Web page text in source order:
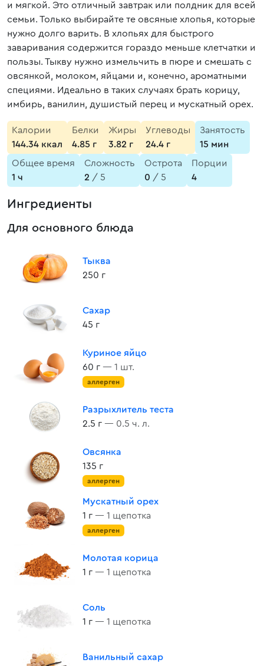
и мягкой. Это отличный завтрак или полдник для всей
семьи. Только выбирайте те овсяные хлопья, которые
нужно долго варить. В хлопьях для быстрого
заваривания содержится гораздо меньше клетчатки и
пользы. Тыкву нужно измельчить в пюре и смешать с
овсянкой, молоком, яйцами и, конечно, ароматными
специями. Идеально в таких случаях брать корицу,
имбирь, ванилин, душистый перец и мускатный орех.
Калории
144.34 ккал
Белки
4.85 г
Жиры
3.82 г
Углеводы
24.4 г
Занятость
15 мин
Общее время
1 ч
Сложность
2 / 5
Острота
0 / 5
Порции
4
Ингредиенты
Для основного блюда
Тыква
250 г
Сахар
45 г
Куриное яйцо
60 г — 1 шт.
аллерген
Разрыхлитель теста
2.5 г — 0.5 ч. л.
Овсянка
135 г
аллерген
Мускатный орех
1 г — 1 щепотка
аллерген
Молотая корица
1 г — 1 щепотка
Соль
1 г — 1 щепотка
Ванильный сахар